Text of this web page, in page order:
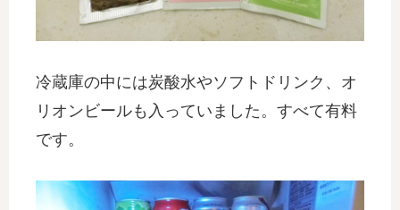
冷蔵庫の中には炭酸水やソフトドリンク、オ
リオンビールも入っていました。すべて有料
です。